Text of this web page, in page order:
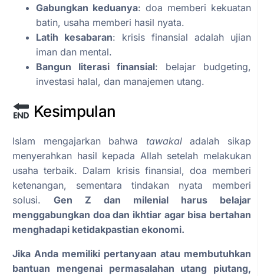
Gabungkan keduanya: doa memberi kekuatan
batin, usaha memberi hasil nyata.
Latih kesabaran: krisis finansial adalah ujian
iman dan mental.
Bangun literasi finansial: belajar budgeting,
investasi halal, dan manajemen utang.
Kesimpulan
Islam mengajarkan bahwa tawakaladalah sikap
menyerahkan hasil kepada Allah setelah melakukan
usaha terbaik. Dalam krisis finansial, doa memberi
ketenangan, sementara tindakan nyata memberi
solusi.Gen Z dan milenial harus belajar
menggabungkan doa dan ikhtiar agar bisa bertahan
menghadapi ketidakpastian ekonomi.
Jika Anda memiliki pertanyaan atau membutuhkan
bantuan mengenai permasalahan utang piutang,